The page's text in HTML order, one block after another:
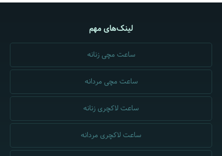
لینک‌های مهم
ساعت مچی زنانه
ساعت مچی مردانه
ساعت لاکچری زنانه
ساعت لاکچری مردانه